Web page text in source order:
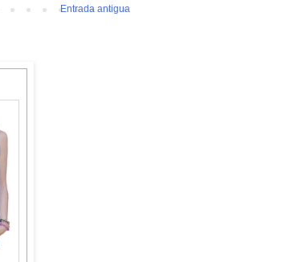
Entrada antigua